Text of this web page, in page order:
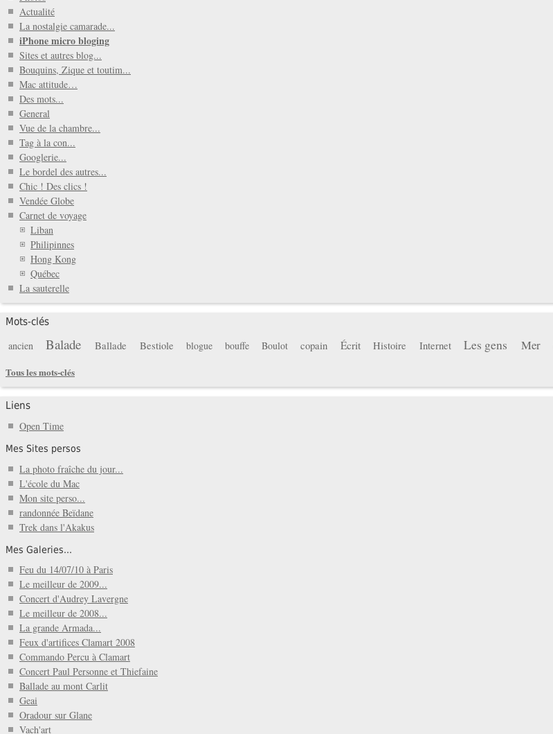
Actualité
La nostalgie camarade...
iPhone micro bloging
Sites et autres blog...
Bouquins, Zique et toutim...
Mac attitude…
Des mots...
General
Vue de la chambre...
Tag à la con...
Googlerie...
Le bordel des autres...
Chic ! Des clics !
Vendée Globe
Carnet de voyage
Liban
Philipinnes
Hong Kong
Québec
La sauterelle
Mots-clés
ancien Balade Ballade Bestiole blogue bouffe Boulot copain Écrit Histoire Internet Les gens Mer
Tous les mots-clés
Liens
Open Time
Mes Sites persos
La photo fraîche du jour...
L'école du Mac
Mon site perso...
randonnée Beïdane
Trek dans l'Akakus
Mes Galeries...
Feu du 14/07/10 à Paris
Le meilleur de 2009...
Concert d'Audrey Lavergne
Le meilleur de 2008...
La grande Armada...
Feux d'artifices Clamart 2008
Commando Percu à Clamart
Concert Paul Personne et Thiefaine
Ballade au mont Carlit
Geai
Oradour sur Glane
Vach'art